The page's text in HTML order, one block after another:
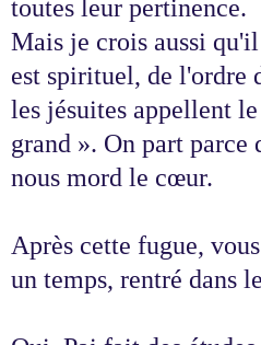
toutes leur pertinence.
Mais je crois aussi
est spirituel, de l'ordre
les jésuites appellent
grand ». On part
nous mord le cœur.
Après cette fugue,
un temps, rentré dans